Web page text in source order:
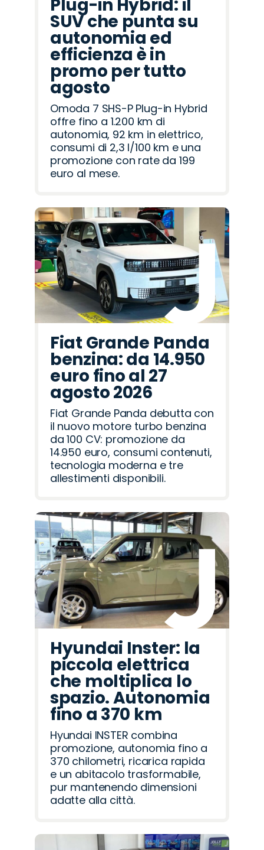
Plug-in Hybrid: il
SUV che punta su
autonomia ed
efficienza è in
promo per tutto
agosto
Omoda 7 SHS-P Plug-in Hybrid
offre fino a 1.200 km di
autonomia, 92 km in elettrico,
consumi di 2,3 l/100 km e una
promozione con rate da 199
euro al mese.
Fiat Grande Panda
benzina: da 14.950
euro fino al 27
agosto 2026
Fiat Grande Panda debutta con
il nuovo motore turbo benzina
da 100 CV: promozione da
14.950 euro, consumi contenuti,
tecnologia moderna e tre
allestimenti disponibili.
Hyundai Inster: la
piccola elettrica
che moltiplica lo
spazio. Autonomia
fino a 370 km
Hyundai INSTER combina
promozione, autonomia fino a
370 chilometri, ricarica rapida
e un abitacolo trasformabile,
pur mantenendo dimensioni
adatte alla città.